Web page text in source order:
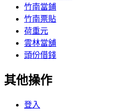
竹南當鋪
竹南票貼
荷重元
雲林當舖
頭份借錢
其他操作
登入